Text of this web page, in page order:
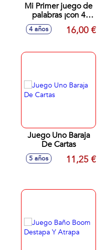
Mi Primer juego de
palabras ¡con 4
versiones de juego!
36x25x3,5 cm
4 años 16,00 €
Juego Uno Baraja
De Cartas
5 años 11,25 €